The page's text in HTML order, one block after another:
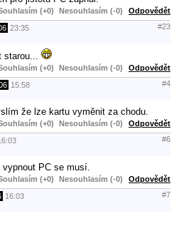
(+0) Nesouhlasím (-0) Odpovědět
23:35 #23
starou...
(+0) Nesouhlasím (-0) Odpovědět
15:58 #4
že lze kartu vyměnit za chodu.
(+0) Nesouhlasím (-0) Odpovědět
#6
PC se musí.
(+0) Nesouhlasím (-0) Odpovědět
16:03 #7